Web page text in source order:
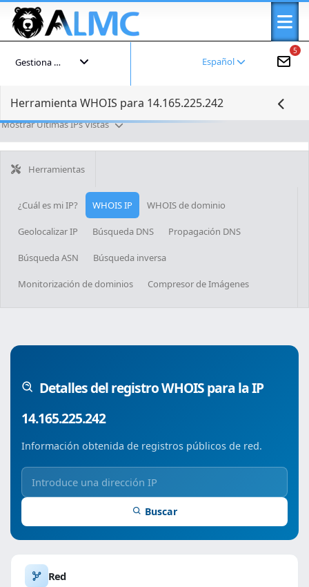
5
Español
Gestiona tu cuenta
Herramienta WHOIS para 14.165.225.242
Mostrar Últimas IPs Vistas
Herramientas
¿Cuál es mi IP? WHOIS IP WHOIS de dominio
Geolocalizar IP Búsqueda DNS Propagación DNS
Búsqueda ASN Búsqueda inversa
Monitorización de dominios Compresor de Imágenes
Detalles del registro WHOIS para la IP
14.165.225.242
Información obtenida de registros públicos de red.
Buscar
Red